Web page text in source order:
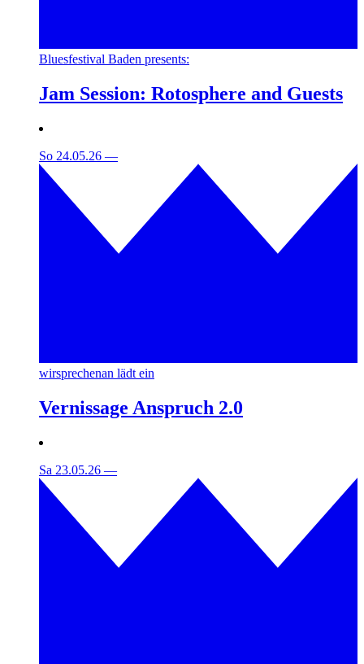
Bluesfestival Baden presents:
Jam Session: Rotosphere and Guests
So 24.05.26 —
wirsprechenan lädt ein
Vernissage Anspruch 2.0
Sa 23.05.26 —